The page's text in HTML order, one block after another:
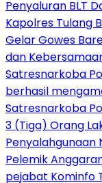
Penyaluran BLT
Kapolres Tulang
Gelar Gowes
dan
Satresnarkoba
berhasil
Satresnarkoba
3 (Tiga) Orang
Penyalahgunaan
Pelemik
pejabat Kominfo